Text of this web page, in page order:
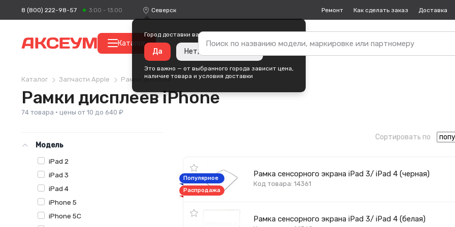
8 (800) 222-98-57 3:00 - 13:00 Северск
Город доставки ваших покупок —
Да Нет, изменить город
Это важно — от выбранного города зависит цена,
наличие товара и условия доставки
Ремонт Как сделать заказ Доставка
Каталог
Каталог Запчасти Apple Рамки дисплея
Рамки дисплеев iPhone
74 товара · цены от 10 до 640 ₽
Модель
iPad 2
iPad 3
iPad 4
iPhone 5
iPhone 5C
Сортировать по
Рамка сенсорного экрана iPad 3/ iPad 4 (черная)
Код товара: 14361
Популярное
Распродажа
Рамка сенсорного экрана iPad 3/ iPad 4 (белая)